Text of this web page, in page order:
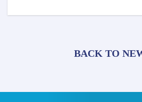
BACK TO